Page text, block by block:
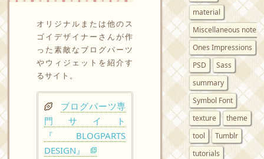
オリジナルまたは他のス
ゴイデザイナーさんが作
った素敵なブログパーツ
やウィジェットを紹介す
るサイト。
ブログパーツ専
門サイト
『BLOGPARTS
DESIGN』
material
Miscellaneous notes
Ones Impressions
PSD
Sass
summary
Symbol Font
texture
theme
tool
Tumblr
tutorials